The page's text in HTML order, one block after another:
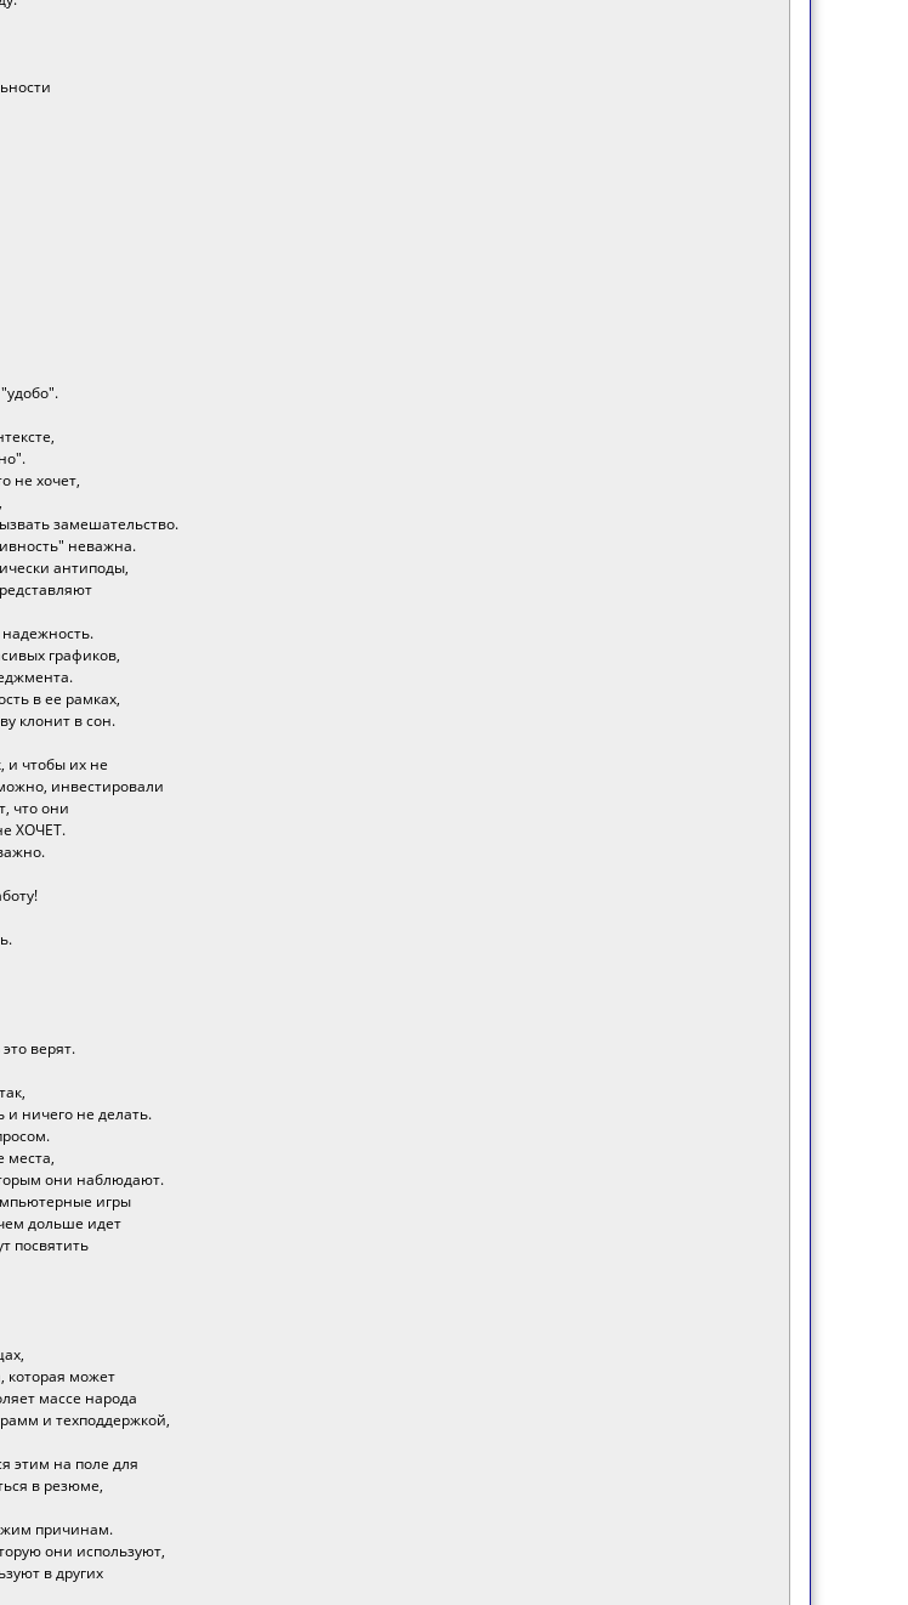
не хочет,
замешательство.
неважна.
антиподы,
графиков,
в ее рамках,
клонит в сон.
и чтобы их не
инвестировали
что они
ХОЧЕТ.
верят.
и ничего не делать.
места,
они наблюдают.
игры
дольше идет
посвятить
которая может
массе народа
и техподдержкой,
этим на поле для
в резюме,
причинам.
они используют,
в других